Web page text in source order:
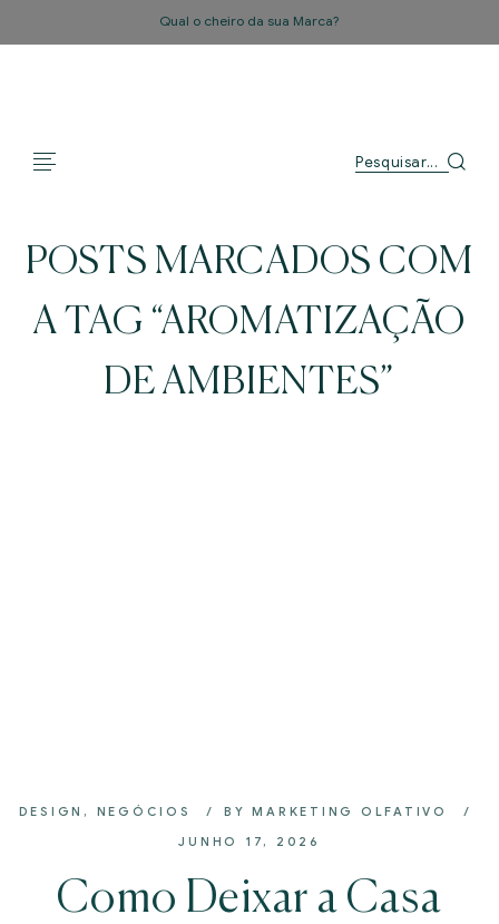
Qual o cheiro da sua Marca?
POSTS MARCADOS COM
A TAG “AROMATIZAÇÃO
DE AMBIENTES”
DESIGN , NEGÓCIOS BYMARKETING OLFATIVO
JUNHO 17, 2026
Como Deixar a Casa